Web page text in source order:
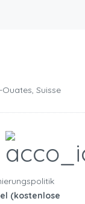
Suisse
(kostenlose